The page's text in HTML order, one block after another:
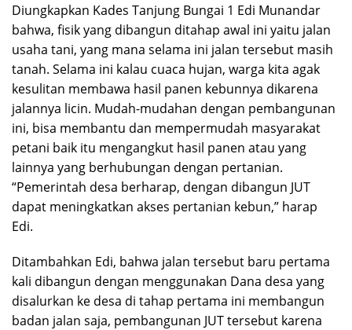
Diungkapkan Kades Tanjung Bungai 1 Edi Munandar
bahwa, fisik yang dibangun ditahap awal ini yaitu jalan
usaha tani, yang mana selama ini jalan tersebut masih
tanah. Selama ini kalau cuaca hujan, warga kita agak
kesulitan membawa hasil panen kebunnya dikarena
jalannya licin. Mudah-mudahan dengan pembangunan
ini, bisa membantu dan mempermudah masyarakat
petani baik itu mengangkut hasil panen atau yang
lainnya yang berhubungan dengan pertanian.
“Pemerintah desa berharap, dengan dibangun JUT
dapat meningkatkan akses pertanian kebun,” harap
Edi.
Ditambahkan Edi, bahwa jalan tersebut baru pertama
kali dibangun dengan menggunakan Dana desa yang
disalurkan ke desa di tahap pertama ini membangun
badan jalan saja, pembangunan JUT tersebut karena